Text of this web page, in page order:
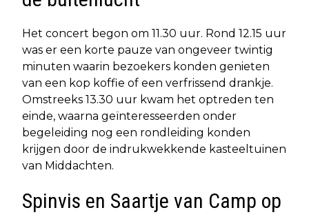
Het concert begon om 11.30 uur. Rond 12.15 uur
was er een korte pauze van ongeveer twintig
minuten waarin bezoekers konden genieten
van een kop koffie of een verfrissend drankje.
Omstreeks 13.30 uur kwam het optreden ten
einde, waarna geïnteresseerden onder
begeleiding nog een rondleiding konden
krijgen door de indrukwekkende kasteeltuinen
van Middachten.
Spinvis en Saartje van Camp op